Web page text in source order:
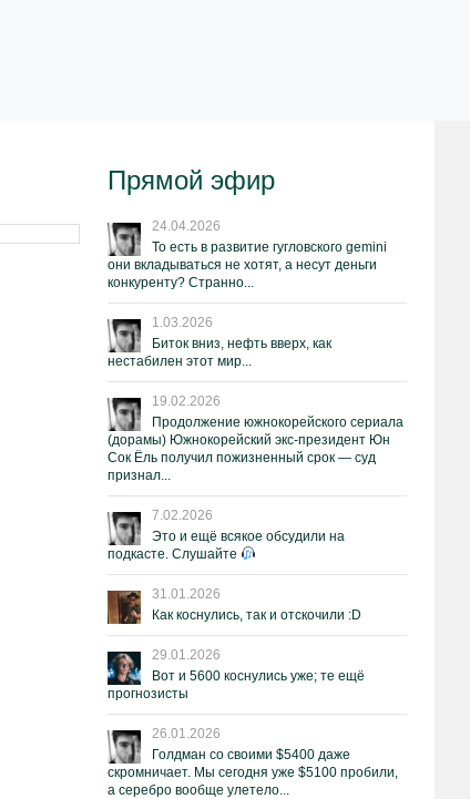
Прямой эфир
24.04.2026
То есть в развитие гугловского gemini
они вкладываться не хотят, а несут деньги
конкуренту? Странно...
1.03.2026
Биток вниз, нефть вверх, как
нестабилен этот мир...
19.02.2026
Продолжение южнокорейского сериала
(дорамы) Южнокорейский экс-президент Юн
Сок Ёль получил пожизненный срок — суд
признал...
7.02.2026
Это и ещё всякое обсудили на
подкасте. Слушайте
31.01.2026
Как коснулись, так и отскочили :D
29.01.2026
Вот и 5600 коснулись уже; те ещё
прогнозисты
26.01.2026
Голдман со своими $5400 даже
скромничает. Мы сегодня уже $5100 пробили,
а серебро вообще улетело...